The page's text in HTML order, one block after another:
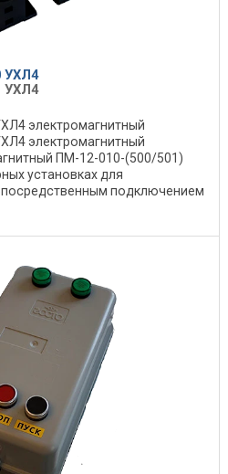
УХЛ4
УХЛ4
электромагнитный
электромагнитный
ПМ-12-010-(500/501)
установках для
подключением